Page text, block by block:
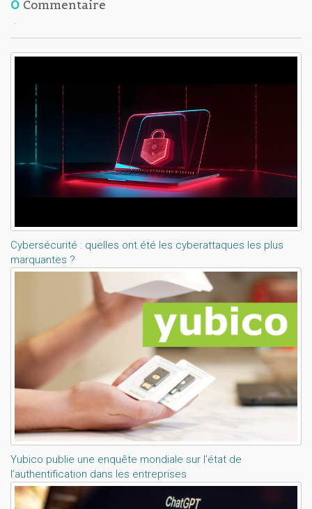
0 Commentaire
Lisez aussi:
Cybersécurité : quelles ont été les cyberattaques les plus
marquantes ?
Yubico publie une enquête mondiale sur l’état de
l’authentification dans les entreprises